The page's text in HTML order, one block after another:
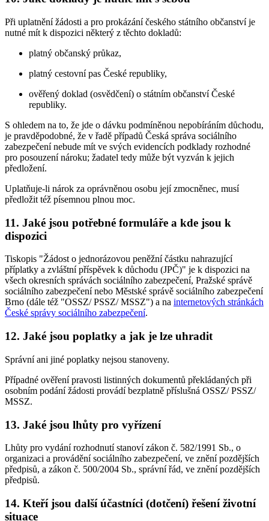
Při uplatnění žádosti a pro prokázání českého státního občanství je
nutné mít k dispozici některý z těchto dokladů:
platný občanský průkaz,
platný cestovní pas České republiky,
ověřený doklad (osvědčení) o státním občanství České
republiky.
S ohledem na to, že jde o dávku podmíněnou nepobíráním důchodu,
je pravděpodobné, že v řadě případů Česká správa sociálního
zabezpečení nebude mít ve svých evidencích podklady rozhodné
pro posouzení nároku; žadatel tedy může být vyzván k jejich
předložení.
Uplatňuje-li nárok za oprávněnou osobu její zmocněnec, musí
předložit též písemnou plnou moc.
11. Jaké jsou potřebné formuláře a kde jsou k
dispozici
Tiskopis "Žádost o jednorázovou peněžní částku nahrazující
příplatky a zvláštní příspěvek k důchodu (JPČ)" je k dispozici na
všech okresních správách sociálního zabezpečení, Pražské správě
sociálního zabezpečení nebo Městské správě sociálního zabezpečení
Brno (dále též "OSSZ/ PSSZ/ MSSZ") a na internetových stránkách
České správy sociálního zabezpečení.
12. Jaké jsou poplatky a jak je lze uhradit
Správní ani jiné poplatky nejsou stanoveny.
Případné ověření pravosti listinných dokumentů překládaných při
osobním podání žádosti provádí bezplatně příslušná OSSZ/ PSSZ/
MSSZ.
13. Jaké jsou lhůty pro vyřízení
Lhůty pro vydání rozhodnutí stanoví zákon č. 582/1991 Sb., o
organizaci a provádění sociálního zabezpečení, ve znění pozdějších
předpisů, a zákon č. 500/2004 Sb., správní řád, ve znění pozdějších
předpisů.
14. Kteří jsou další účastníci (dotčení) řešení životní
situace